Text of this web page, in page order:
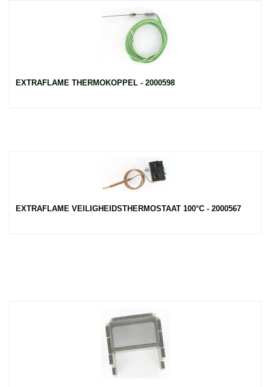
EXTRAFLAME THERMOKOPPEL - 2000598
EXTRAFLAME VEILIGHEIDSTHERMOSTAAT 100°C - 2000567